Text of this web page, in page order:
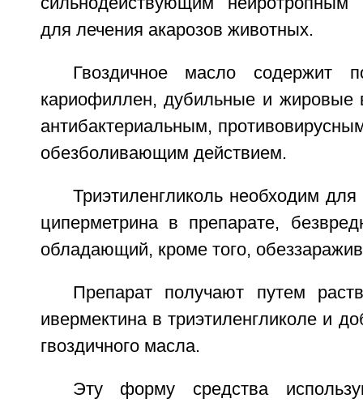
для лечения акарозов животных.
Гвоздичное масло содержит
кариофиллен, дубильные и жировые
антибактериальным,
обезболивающим действием.
Триэтиленгликоль необходим
циперметрина в препарате,
обладающий, кроме того,
Препарат получают путем
ивермектина в триэтиленгликоле и
гвоздичного масла.
Эту форму средства